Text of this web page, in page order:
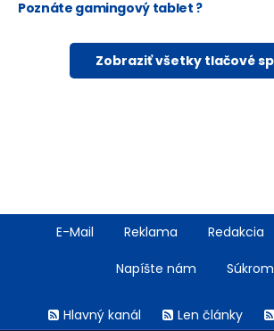
Poznáte gamingový tablet ?
Zobraziť všetky tlačové
FooterE-Mail Reklama Redakcia
Napíšte nám
menuHlavný kanál Len články